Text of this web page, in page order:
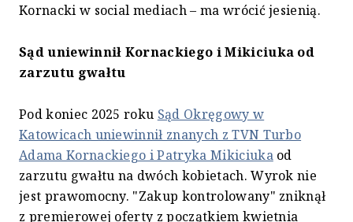
Kornacki w social mediach – ma wrócić jesienią.
Sąd uniewinnił Kornackiego i Mikiciuka od
zarzutu gwałtu
Pod koniec 2025 roku Sąd Okręgowy w
Katowicach uniewinnił znanych z TVN Turbo
Adama Kornackiego i Patryka Mikiciukaod
zarzutu gwałtu na dwóch kobietach. Wyrok nie
jest prawomocny. "Zakup kontrolowany" zniknął
z premierowej oferty z początkiem kwietnia